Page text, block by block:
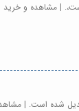
است،. | مشاهده و خرید
شده است. |